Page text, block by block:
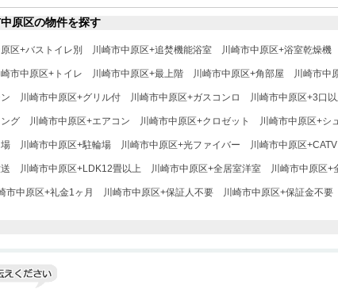
原区の物件を探す
区+バストイレ別 川崎市中原区+追焚機能浴室 川崎市中原区+浴室乾燥機
崎市中原区+トイレ 川崎市中原区+最上階 川崎市中原区+角部屋 川崎市中
川崎市中原区+グリル付 川崎市中原区+ガスコンロ 川崎市中原区+3口
グ 川崎市中原区+エアコン 川崎市中原区+クロゼット 川崎市中原区+シ
川崎市中原区+駐輪場 川崎市中原区+光ファイバー 川崎市中原区+CATV
川崎市中原区+LDK12畳以上 川崎市中原区+全居室洋室 川崎市中原区+
市中原区+礼金1ヶ月 川崎市中原区+保証人不要 川崎市中原区+保証金不要